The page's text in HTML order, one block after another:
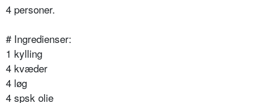
4 personer.
# Ingredienser:
1 kylling
4 kvæder
4 løg
4 spsk olie